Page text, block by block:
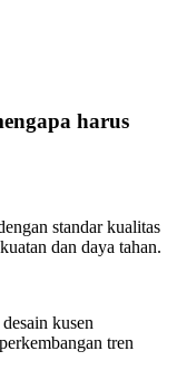
harus
standar kualitas
dan daya tahan.
kusen
tren